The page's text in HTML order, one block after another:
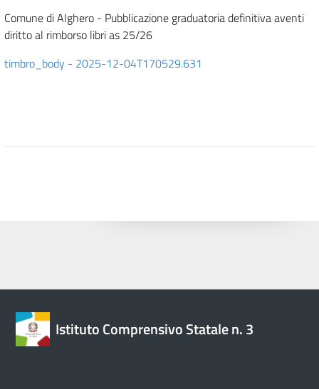
Comune di Alghero - Pubblicazione graduatoria definitiva aventi
diritto al rimborso libri as 25/26
timbro_body - 2025-12-04T170529.631
Istituto Comprensivo Statale n. 3